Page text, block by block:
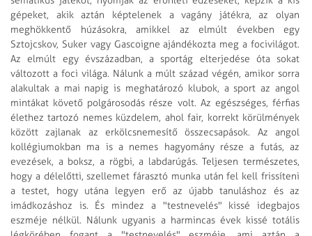
gépeket, akik aztán képtelenek a vagány játékra, az olyan
meghökkentő húzásokra, amikkel az elmúlt években egy
Sztojcskov, Suker vagy Gascoigne ajándékozta meg a focivilágot.
Az elmúlt egy évszázadban, a sportág elterjedése óta sokat
változott a foci világa. Nálunk a múlt század végén, amikor sorra
alakultak a mai napig is meghatározó klubok, a sport az angol
mintákat követő polgárosodás része volt. Az egészséges, férfias
élethez tartozó nemes küzdelem, ahol fair, korrekt körülmények
között zajlanak az erkölcsnemesítő összecsapások. Az angol
kollégiumokban ma is a nemes hagyomány része a futás, az
evezések, a boksz, a rögbi, a labdarúgás. Teljesen természetes,
hogy a délelőtti, szellemet fárasztó munka után fel kell frissíteni
a testet, hogy utána legyen erő az újabb tanuláshoz és az
imádkozáshoz is. És mindez a "testnevelés" kissé idegbajos
eszméje nélkül. Nálunk ugyanis a harmincas évek kissé totális